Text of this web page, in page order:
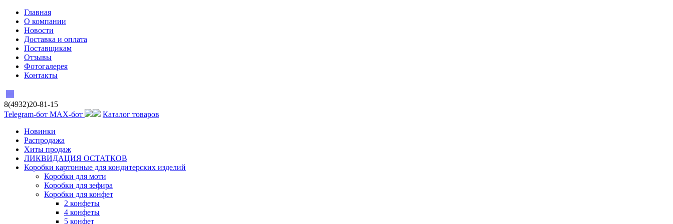
Главная
О компании
Новости
Доставка и оплата
Поставщикам
Отзывы
Фотогалерея
Контакты
view_headline
8(4932)20-81-15
Telegram-бот MAX-бот
Каталог товаров
Новинки
Распродажа
Хиты продаж
ЛИКВИДАЦИЯ ОСТАТКОВ
Коробки картонные для кондитерских изделий
Коробки для моти
Коробки для зефира
Коробки для конфет
2 конфеты
4 конфеты
5 конфет